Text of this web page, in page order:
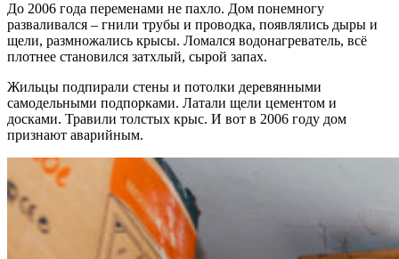
До 2006 года переменами не пахло. Дом понемногу
разваливался – гнили трубы и проводка, появлялись дыры и
щели, размножались крысы. Ломался водонагреватель, всё
плотнее становился затхлый, сырой запах.
Жильцы подпирали стены и потолки деревянными
самодельными подпорками. Латали щели цементом и
досками. Травили толстых крыс. И вот в 2006 году дом
признают аварийным.